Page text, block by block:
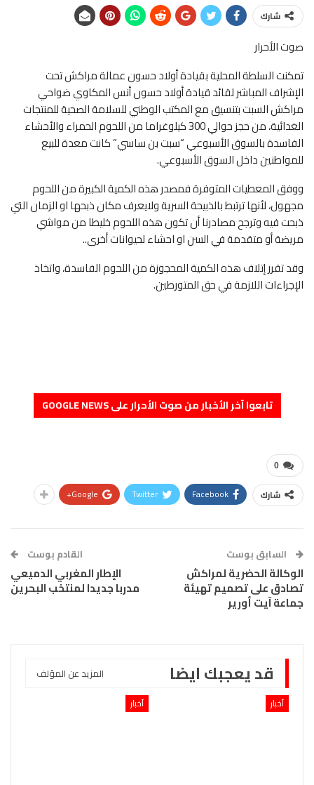
شارك
صوت الأحرار
تمكنت السلطة المحلية بقيادة أولاد حسون عمالة مراكش تحت
الإشراف المباشر لقائد قيادة أولاد حسون أنس المكاوي ضواحي
مراكش السبت بتنسيق مع المكتب الوطني للسلامة الصحية للمنتجات
الغدائية، من حجز حوالي 300 كيلوغراما من اللحوم الحمراء والأحشاء
الفاسدة بالسوق الأسبوعي “سبت بن ساسي” كانت معدة للبيع
للمواطنين داخل السوق الأسبوعي.
ووفق المعطيات المتوفرة فمصدر هذه الكمية الكبيرة من اللحوم
مجهول، لأنها ترتبط بالذبيحة السرية ولايعرف مكان ذبحها او الزمان التي
ذبحت فيه وترجح مصادرنا أن تكون هذه اللحوم خليطا من مواشي
مريضة أو متقدمة في السن او احشاء لحيوانات أخرى..
وقد تقرر إتلاف هذه الكمية المحجوزة من اللحوم الفاسدة، واتخاذ
الإجراءات اللازمة في حق المتورطين.
تابعوا آخر الأخبار من صوت الأحرار على GOOGLE NEWS
0
شارك Facebook
Twitter
Google+
السابق بوست
الوكالة الحضرية لمراكش
تصادق على تصميم تهيئة
جماعة آيت أورير
القادم بوست
الإطار المغربي الدميعي
مدربا جديدا لمنتخب البحرين
قد يعجبك ايضا المزيد عن المؤلف
آخبار آخبار